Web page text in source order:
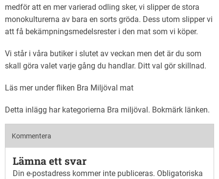
medför att en mer varierad odling sker, vi slipper de stora
monokulturerna av bara en sorts gröda. Dess utom slipper vi
att få bekämpningsmedelsrester i den mat som vi köper.
Vi står i våra butiker i slutet av veckan men det är du som
skall göra valet varje gång du handlar. Ditt val gör skillnad.
Läs mer under fliken Bra Miljöval mat
Detta inlägg har kategorierna Bra miljöval. Bokmärk länken.
Kommentera
Lämna ett svar
Din e-postadress kommer inte publiceras. Obligatoriska